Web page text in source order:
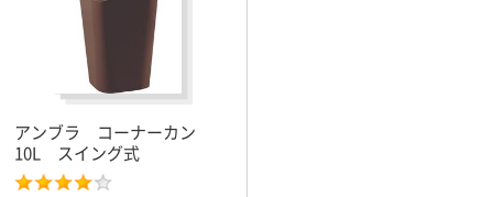
アンブラ コーナーカン
10L スイング式